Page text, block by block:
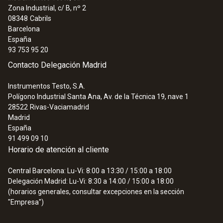
:0600 8765
805,79 €
Zona Industrial, c/ B, nº 2
08348 Cabrils
Barcelona
España
93 753 95 20
Contacto Delegación Madrid
Instrumentos Testo, S.A.
Polígono Industrial Santa Ana, Av. de la Técnica 19, nave 1
28522 Rivas-Vaciamadrid
Madrid
España
91 499 09 10
Horario de atención al cliente
Central Barcelona: Lu-Vi: 8:00 a 13:30 / 15:00 a 18:00
Delegación Madrid: Lu-Vi: 8:30 a 14:00 / 15:00 a 18:00
(horarios generales, consultar excepciones en la sección
"Empresa")